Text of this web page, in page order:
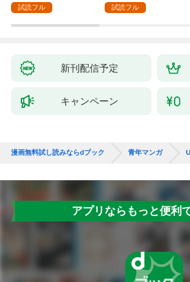
試読フル 試読フル
新刊配信予定
キャンペーン
漫画無料試し読みならdブック 青年マンガ
アプリならもっと便利